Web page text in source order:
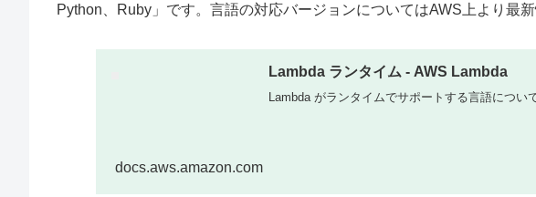
Python、Ruby」です。言語の対応バージョンについてはAWS上より最
Lambda ランタイム - AWS Lambda
Lambda がランタイムでサポートする言語につい
docs.aws.amazon.com